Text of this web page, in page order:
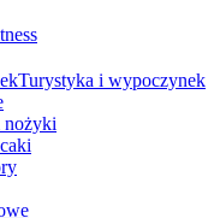
Turystyka i wypoczynek
nożyki